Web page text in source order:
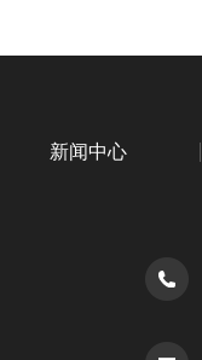
新闻中心